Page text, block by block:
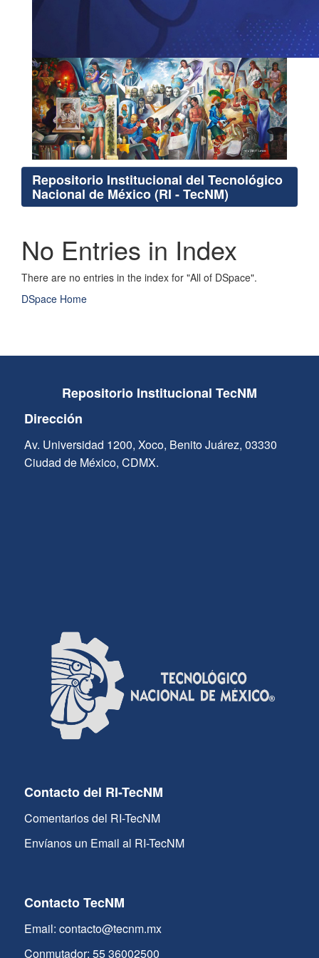
Repositorio Institucional del Tecnológico
Nacional de México (RI - TecNM)
No Entries in Index
There are no entries in the index for "All of DSpace".
DSpace Home
Repositorio Institucional TecNM
Dirección
Av. Universidad 1200, Xoco, Benito Juárez, 03330
Ciudad de México, CDMX.
Contacto del RI-TecNM
Comentarios del RI-TecNM
Envíanos un Email al RI-TecNM
Contacto TecNM
Email: contacto@tecnm.mx
Conmutador: 55 36002500